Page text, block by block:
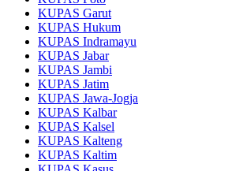
KUPAS Garut
KUPAS Hukum
KUPAS Indramayu
KUPAS Jabar
KUPAS Jambi
KUPAS Jatim
KUPAS Jawa-Jogja
KUPAS Kalbar
KUPAS Kalsel
KUPAS Kalteng
KUPAS Kaltim